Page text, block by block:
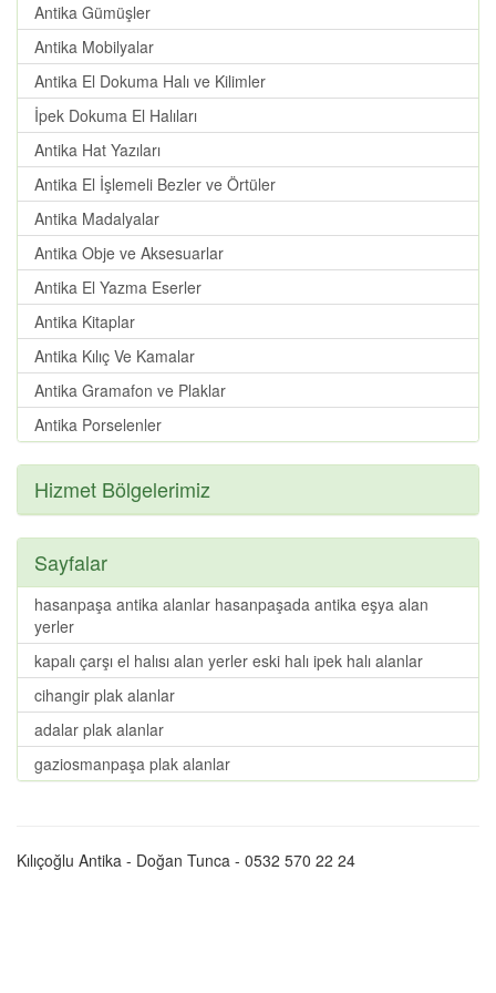
Antika Gümüşler
Antika Mobilyalar
Antika El Dokuma Halı ve Kilimler
İpek Dokuma El Halıları
Antika Hat Yazıları
Antika El İşlemeli Bezler ve Örtüler
Antika Madalyalar
Antika Obje ve Aksesuarlar
Antika El Yazma Eserler
Antika Kitaplar
Antika Kılıç Ve Kamalar
Antika Gramafon ve Plaklar
Antika Porselenler
Hizmet Bölgelerimiz
Sayfalar
hasanpaşa antika alanlar hasanpaşada antika eşya alan
yerler
kapalı çarşı el halısı alan yerler eski halı ipek halı alanlar
cihangir plak alanlar
adalar plak alanlar
gaziosmanpaşa plak alanlar
Kılıçoğlu Antika - Doğan Tunca - 0532 570 22 24